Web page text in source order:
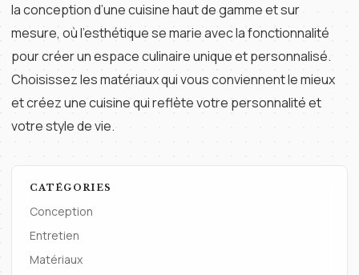
la conception d’une cuisine haut de gamme et sur
mesure, où l’esthétique se marie avec la fonctionnalité
pour créer un espace culinaire unique et personnalisé.
Choisissez les matériaux qui vous conviennent le mieux
et créez une cuisine qui reflète votre personnalité et
votre style de vie.
CATÉGORIES
Conception
Entretien
Matériaux